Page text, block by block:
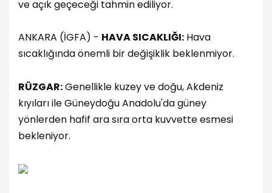
ve açık geçeceği tahmin ediliyor.
ANKARA (İGFA) - HAVA SICAKLIĞI: Hava
sıcaklığında önemli bir değişiklik beklenmiyor.
RÜZGAR:Genellikle kuzey ve doğu, Akdeniz
kıyıları ile Güneydoğu Anadolu'da güney
yönlerden hafif ara sıra orta kuvvette esmesi
bekleniyor.